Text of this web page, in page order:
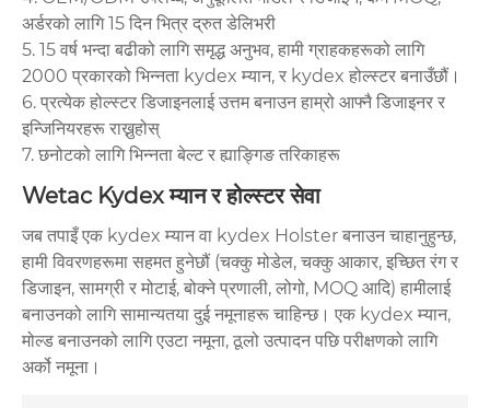
अर्डरको लागि 15 दिन भित्र द्रुत डेलिभरी
5. 15 वर्ष भन्दा बढीको लागि समृद्ध अनुभव, हामी ग्राहकहरूको लागि
2000 प्रकारको भिन्नता kydex म्यान, र kydex होल्स्टर बनाउँछौं।
6. प्रत्येक होल्स्टर डिजाइनलाई उत्तम बनाउन हाम्रो आफ्नै डिजाइनर र
इन्जिनियरहरू राख्नुहोस्
7. छनोटको लागि भिन्नता बेल्ट र ह्याङ्गिङ तरिकाहरू
Wetac Kydex म्यान र होल्स्टर सेवा
जब तपाइँ एक kydex म्यान वा kydex Holster बनाउन चाहानुहुन्छ,
हामी विवरणहरूमा सहमत हुनेछौं (चक्कु मोडेल, चक्कु आकार, इच्छित रंग र
डिजाइन, सामग्री र मोटाई, बोक्ने प्रणाली, लोगो, MOQ आदि) हामीलाई
बनाउनको लागि सामान्यतया दुई नमूनाहरू चाहिन्छ। एक kydex म्यान,
मोल्ड बनाउनको लागि एउटा नमूना, ठूलो उत्पादन पछि परीक्षणको लागि
अर्को नमूना।